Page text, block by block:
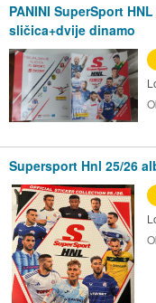
PANINI SuperSport
sličica+dvije dinamo
Supersport Hnl 25/26